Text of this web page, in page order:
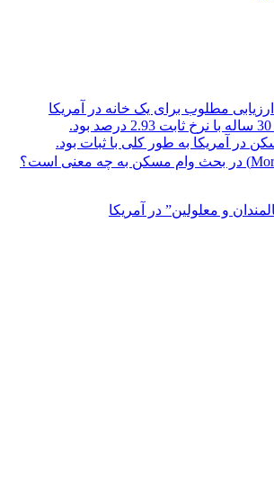
مطلوب برای یک خانه در آمریکا
در آمریکا به طور کلی با ثبات بود.
و معلولین” در آمریکا